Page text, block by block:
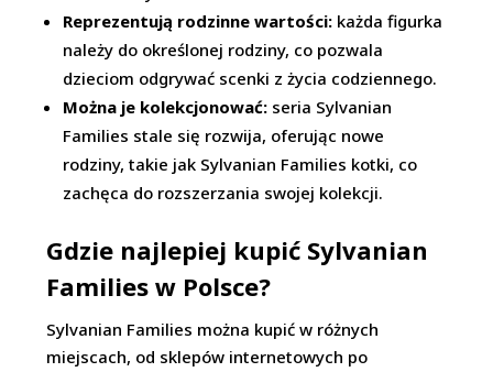
Reprezentują rodzinne wartości: każda figurka
należy do określonej rodziny, co pozwala
dzieciom odgrywać scenki z życia codziennego.
Można je kolekcjonować: seria Sylvanian
Families stale się rozwija, oferując nowe
rodziny, takie jak Sylvanian Families kotki, co
zachęca do rozszerzania swojej kolekcji.
Gdzie najlepiej kupić Sylvanian
Families w Polsce?
Sylvanian Families można kupić w różnych
miejscach, od sklepów internetowych po